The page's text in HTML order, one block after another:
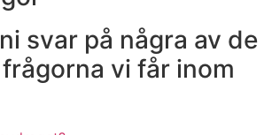
svar på några av de
vi får inom